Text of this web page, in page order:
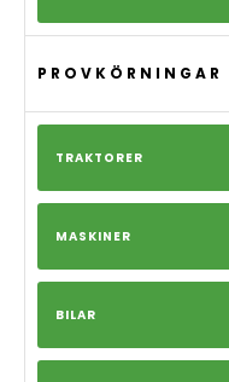
PROVKÖRNINGAR
TRAKTORER
MASKINER
BILAR